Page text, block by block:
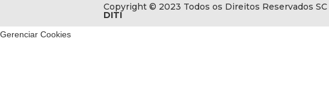
Copyright © 2023 Todos os Direitos Reservados
DITI
Gerenciar Cookies